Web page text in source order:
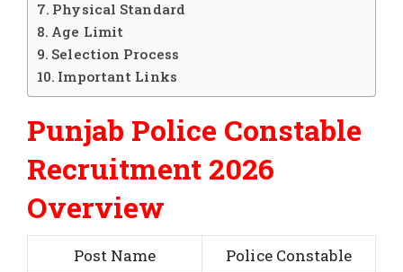
Physical Standard
Age Limit
Selection Process
Important Links
Punjab Police Constable
Recruitment 2026
Overview
Post Name
Police Constable